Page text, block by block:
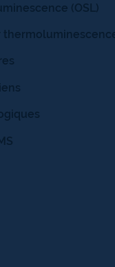
(OSL)